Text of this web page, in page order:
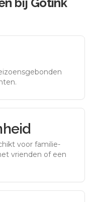
voor familie-
vrienden of een